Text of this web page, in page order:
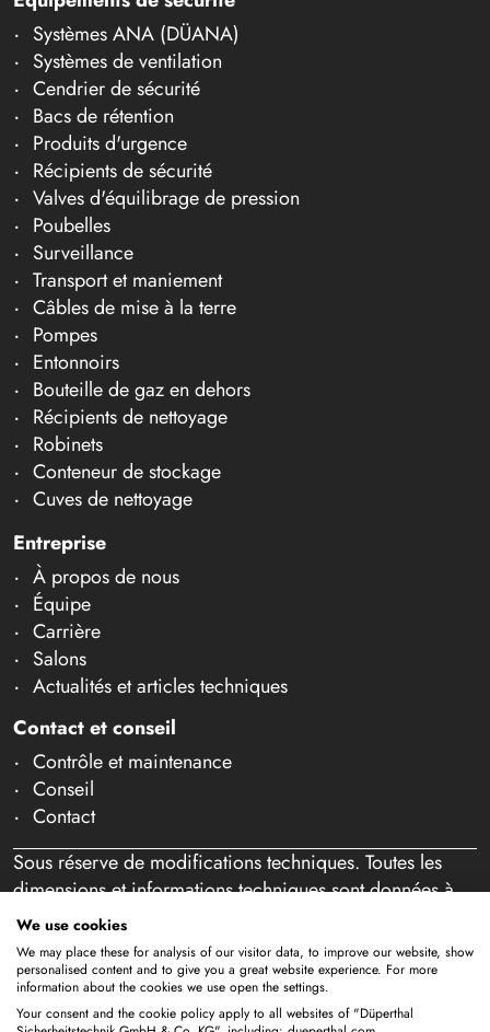
Systèmes ANA (DÜANA)
Systèmes de ventilation
Cendrier de sécurité
Bacs de rétention
Produits d'urgence
Récipients de sécurité
Valves d'équilibrage de pression
Poubelles
Surveillance
Transport et maniement
Câbles de mise à la terre
Pompes
Entonnoirs
Bouteille de gaz en dehors
Récipients de nettoyage
Robinets
Conteneur de stockage
Cuves de nettoyage
Entreprise
À propos de nous
Équipe
Carrière
Salons
Actualités et articles techniques
Contact et conseil
Contrôle et maintenance
Conseil
Contact
Sous réserve de modifications techniques. Toutes les
dimensions et informations techniques sont données à
titre indicatif. Sous réserve d'erreurs et de fautes de
frappe. Notre offre s'adresse exclusivement aux
professionnels au sens de l'article 14 BGB. Aucune vente
aux particuliers n'a lieu. En utilisant ce site Web et en
We use cookies
We may place these for analysis of our visitor data, to improve our website, show
personalised content and to give you a great website experience. For more
information about the cookies we use open the settings.
Your consent and the cookie policy apply to all websites of "Düperthal